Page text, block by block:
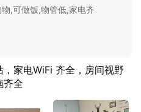
,可做饭,物管低,家电齐
家电WiFi 齐全，房间视野
齐全